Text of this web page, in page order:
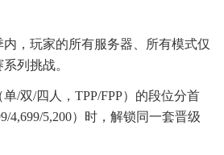
，玩家的所有服务器、所有模式仅
列挑战。
/双/四人，TPP/FPP）的段位分首
4,699/5,200）时，解锁同一套晋级